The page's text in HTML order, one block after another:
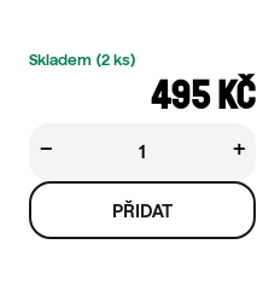
495 KČ
Skladem (2 ks)
+
−